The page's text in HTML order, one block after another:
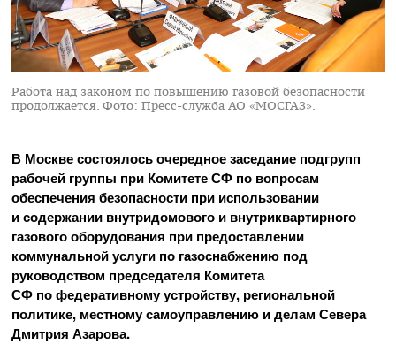
Работа над законом по повышению газовой безопасности
продолжается. Фото: Пресс-служба АО «МОСГАЗ».
В Москве состоялось очередное заседание подгрупп
рабочей группы при Комитете СФ по вопросам
обеспечения безопасности при использовании
и содержании внутридомового и внутриквартирного
газового оборудования при предоставлении
коммунальной услуги по газоснабжению под
руководством председателя Комитета
СФ по федеративному устройству, региональной
политике, местному самоуправлению и делам Севера
Дмитрия Азарова.